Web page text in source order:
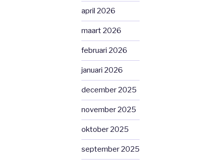
april 2026
maart 2026
februari 2026
januari 2026
december 2025
november 2025
oktober 2025
september 2025